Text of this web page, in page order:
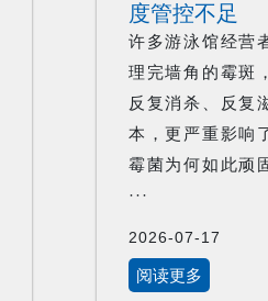
度管控不足
许多游泳馆经营
理完墙角的霉斑
反复消杀、反复
本，更严重影响
霉菌为何如此顽
···
2026-07-17
阅读更多